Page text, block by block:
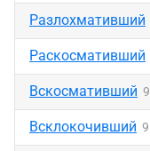
Разлохмативший
Раскосмативший
Вскосмативший 9
Всклокочивший 9